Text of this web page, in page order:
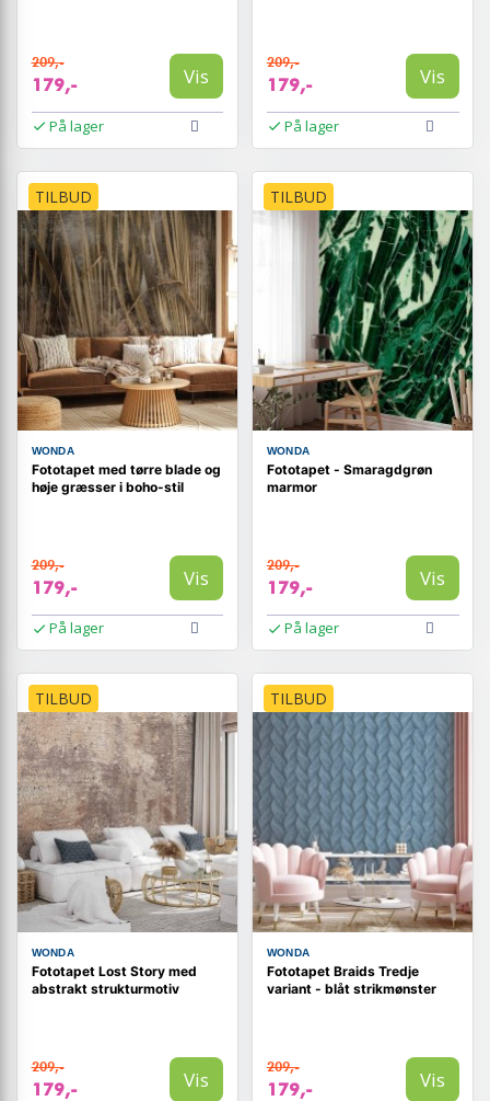
209,-
179,- Vis
På lager
209,-
179,- Vis
På lager
TILBUD
WONDA
Fototapet med tørre blade og
høje græsser i boho-stil
209,-
179,- Vis
På lager
TILBUD
WONDA
Fototapet - Smaragdgrøn
marmor
209,-
179,- Vis
På lager
TILBUD
WONDA
Fototapet Lost Story med
abstrakt strukturmotiv
209,-
179,- Vis
TILBUD
WONDA
Fototapet Braids Tredje
variant - blåt strikmønster
209,-
179,- Vis